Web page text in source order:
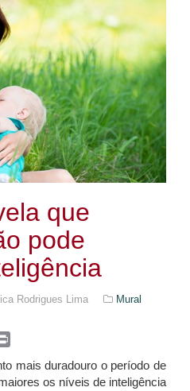
que
pode
Rodrigues Lima Mural
mais duradouro o período de
os níveis de inteligência